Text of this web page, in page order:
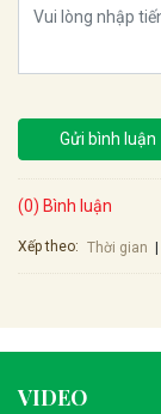
Gửi bình luận
(0) Bình luận
Xếp theo: Thời gian
VIDEO